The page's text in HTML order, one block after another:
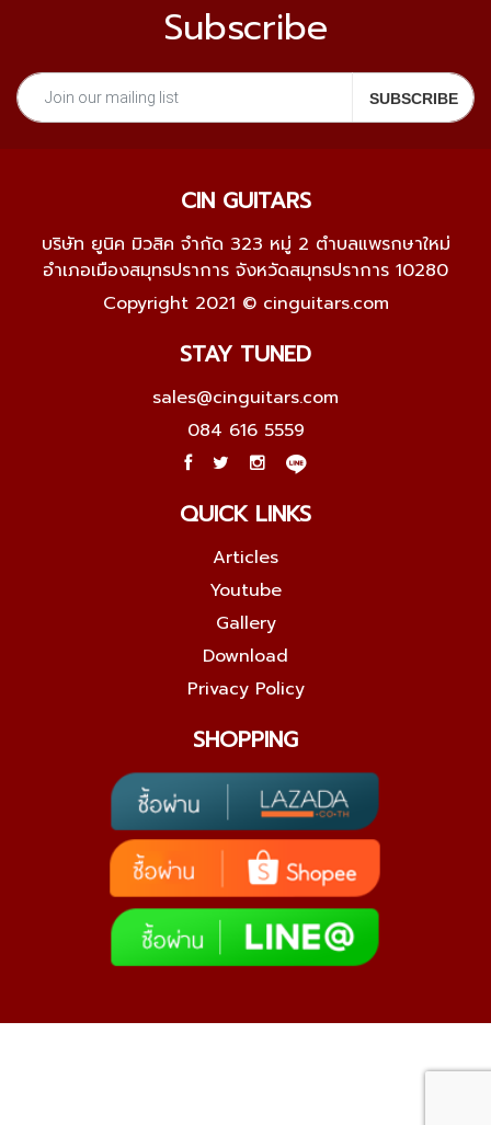
Subscribe
CIN GUITARS
บริษัท ยูนิค มิวสิค จำกัด 323 หมู่ 2 ตำบลแพรกษาใหม่
อำเภอเมืองสมุทรปราการ จังหวัดสมุทรปราการ 10280
Copyright 2021 © cinguitars.com
STAY TUNED
sales@cinguitars.com
084 616 5559
QUICK LINKS
Articles
Youtube
Gallery
Download
Privacy Policy
SHOPPING